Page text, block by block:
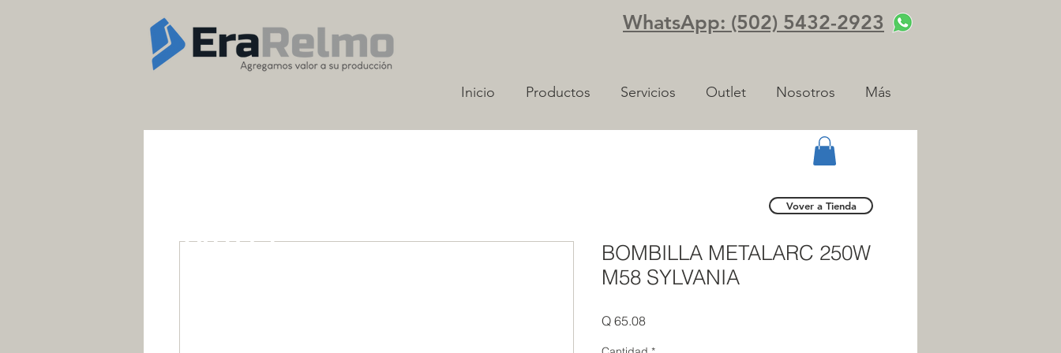
WhatsApp: (502) 5432-2923
Inicio Productos Servicios Outlet Nosotros Más
BOMBILLA METALARC 250W
M58 SYLVANIA
Q 65.08Precio
Vover a Tienda
OUTLET